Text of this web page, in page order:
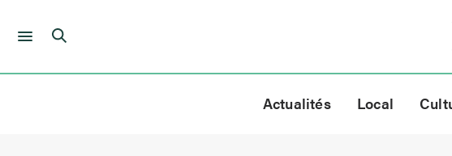
Skip
Actualités Local